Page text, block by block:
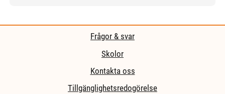
Frågor & svar
Skolor
Kontakta oss
Tillgänglighetsredogörelse